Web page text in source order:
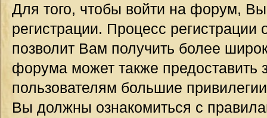
Для того, чтобы войти на форум,
регистрации. Процесс регистрации
позволит Вам получить более
форума может также предоставить
пользователям большие
Вы должны ознакомиться с